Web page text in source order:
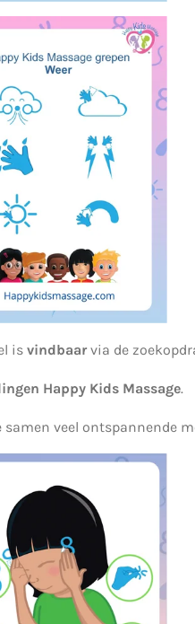
is vindbaar via de
Happy Kids Massage.
samen veel ontspannende